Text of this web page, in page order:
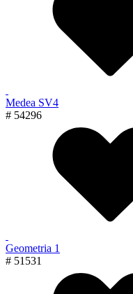
Medea SV4
# 54296
Geometria 1
# 51531